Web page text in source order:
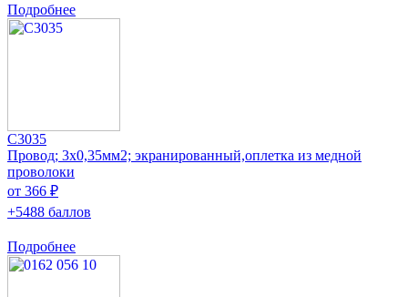
Подробнее
C3035
Провод; 3x0,35мм2; экранированный,оплетка из медной
проволоки
от 366 ₽
+5488 баллов
Подробнее